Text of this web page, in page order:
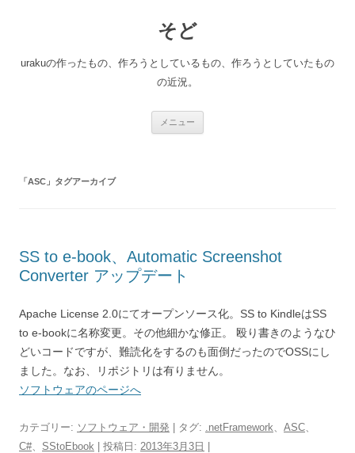
へ
そど
urakuの作ったもの、作ろうとしているもの、作ろうとしていたもの
の近況。
メニュー
「ASC 」タグアーカイブ
SS to e-book、Automatic Screenshot
Converter アップデート
Apache License 2.0にてオープンソース化。SS to KindleはSS
to e-bookに名称変更。その他細かな修正。 殴り書きのようなひ
どいコードですが、難読化をするのも面倒だったのでOSSにし
ました。なお、リポジトリは有りません。
ソフトウェアのページへ
カテゴリー: ソフトウェア・開発 | タグ: .netFramework、 ASC、
C#、 SStoEbook | 投稿日: 2013年3月3日